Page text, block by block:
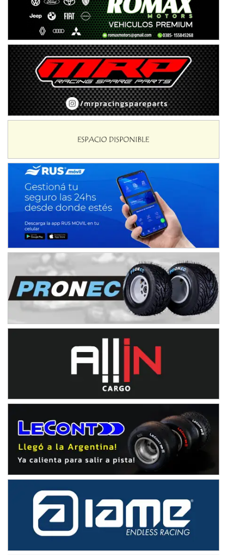
NORESTE SANTAFESINO - F6
Ciudad de Avellaneda (Asfalto)
Avellaneda (Santa Fe)
SUR SANTAFESINO - F4
José Samuel Sánchez (Tierra)
Rufino (Santa Fe)
TUCUMANO - F5
Juan Navarro (Asfalto)
El Timbó (Tucumán)